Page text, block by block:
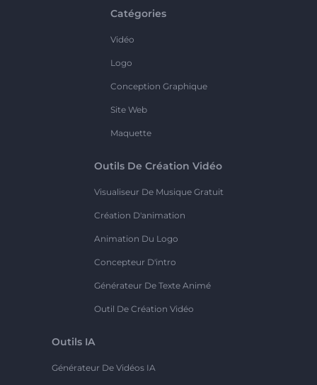
Catégories
Vidéo
Logo
Conception Graphique
Site Web
Maquette
Outils De Création Vidéo
Visualiseur De Musique Gratuit
Création D'animation
Animation Du Logo
Concepteur D'intro
Générateur De Texte Animé
Outil De Création Vidéo
Outils IA
Générateur De Vidéos IA